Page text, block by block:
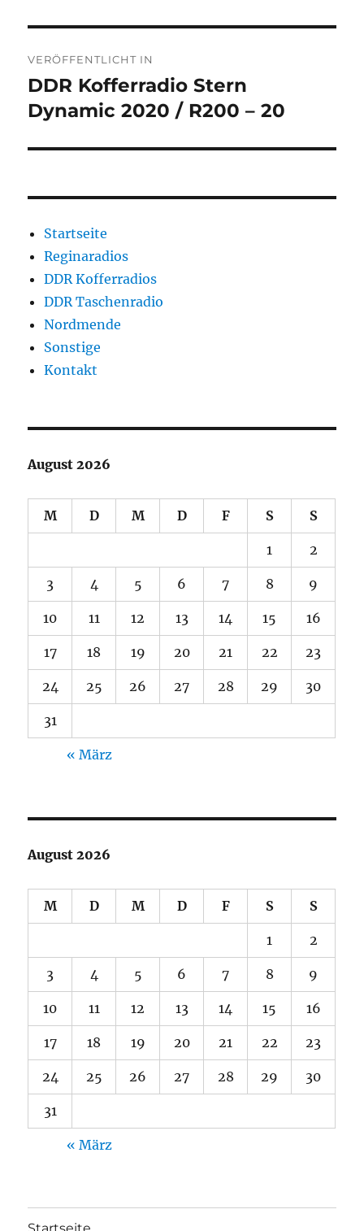
VERÖFFENTLICHT IN
DDR Kofferradio Stern
Dynamic 2020 / R200 – 20
Startseite
Reginaradios
DDR Kofferradios
DDR Taschenradio
Nordmende
Sonstige
Kontakt
August 2026
M D M D F S S
1 2
3 4 5 6 7 8 9
10 11 12 13 14 15 16
17 18 19 20 21 22 23
24 25 26 27 28 29 30
31
« März
August 2026
M D M D F S S
1 2
3 4 5 6 7 8 9
10 11 12 13 14 15 16
17 18 19 20 21 22 23
24 25 26 27 28 29 30
31
« März
Startseite